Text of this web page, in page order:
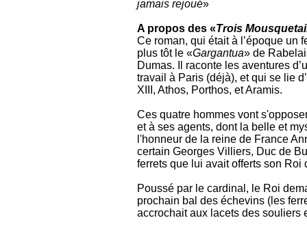
jamais rejoué»
A propos des «Trois
Ce roman, qui était à l’époque un
plus tôt le «Gargantua» de
Dumas. Il raconte les aventures
travail à Paris (déjà), et qui se lie
XIII, Athos, Porthos, et Aramis.
Ces quatre hommes vont
et à ses agents, dont la belle et
l'honneur de la reine de France
certain Georges Villiers, Duc de
ferrets que lui avait offerts son Roi
Poussé par le cardinal, le Roi
prochain bal des échevins (les
accrochait aux lacets des souliers